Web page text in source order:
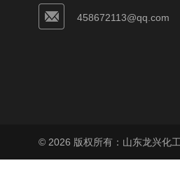
458672113@qq.com
© 2026 版权所有：山东龙兴化